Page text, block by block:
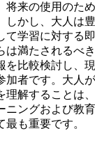
将来の使用のた
しかし、大人は
て学習に対する
は満たされるべ
を比較検討し、
加者です。大人
理解することは
ニングおよび教
も重要です。